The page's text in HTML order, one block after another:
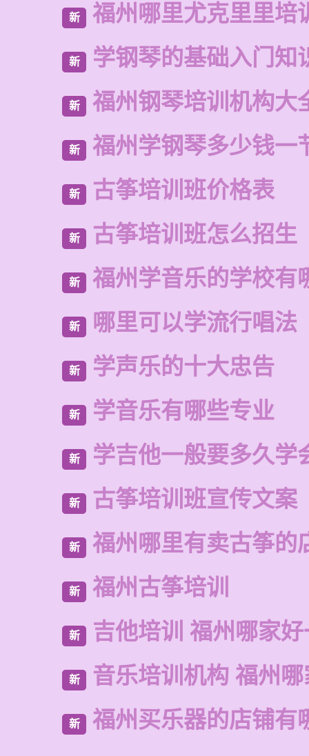
新 福州哪里尤克里里培
新 学钢琴的基础入门知
新 福州钢琴培训机构大
新 福州学钢琴多少钱一
新 古筝培训班价格表
新 古筝培训班怎么招生
新 福州学音乐的学校有
新 哪里可以学流行唱法
新 学声乐的十大忠告
新 学音乐有哪些专业
新 学吉他一般要多久学
新 古筝培训班宣传文案
新 福州哪里有卖古筝的
新 福州古筝培训
新 吉他培训 福州哪家
新 音乐培训机构 福州
新 福州买乐器的店铺有